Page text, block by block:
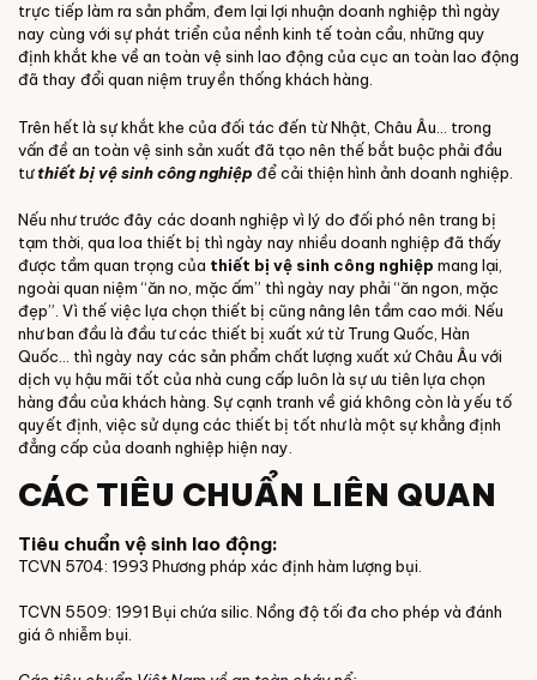
trực tiếp làm ra sản phẩm, đem lại lợi nhuận doanh nghiệp thì ngày
nay cùng với sự phát triển của nềnh kinh tế toàn cầu, những quy
định khắt khe về an toàn vệ sinh lao động của cục an toàn lao động
đã thay đổi quan niệm truyền thống khách hàng.
Trên hết là sự khắt khe của đối tác đến từ Nhật, Châu Âu… trong
vấn đề an toàn vệ sinh sản xuất đã tạo nên thế bắt buộc phải đầu
tưthiết bị vệ sinh công nghiệp để cải thiện hình ảnh doanh nghiệp.
Nếu như trước đây các doanh nghiệp vì lý do đối phó nên trang bị
tạm thời, qua loa thiết bị thì ngày nay nhiều doanh nghiệp đã thấy
được tầm quan trọng của thiết bị vệ sinh công nghiệp mang lại,
ngoài quan niệm “ăn no, mặc ấm” thì ngày nay phải “ăn ngon, mặc
đẹp”. Vì thế việc lựa chọn thiết bị cũng nâng lên tầm cao mới. Nếu
như ban đầu là đầu tư các thiết bị xuất xứ từ Trung Quốc, Hàn
Quốc… thì ngày nay các sản phẩm chất lượng xuất xứ Châu Âu với
dịch vụ hậu mãi tốt của nhà cung cấp luôn là sự ưu tiên lựa chọn
hàng đầu của khách hàng. Sự cạnh tranh về giá không còn là yếu tố
quyết định, việc sử dụng các thiết bị tốt như là một sự khẳng định
đẳng cấp của doanh nghiệp hiện nay.
CÁC TIÊU CHUẨN LIÊN QUAN
Tiêu chuẩn vệ sinh lao động:
TCVN 5704: 1993 Phương pháp xác định hàm lượng bụi.
TCVN 5509: 1991 Bụi chứa silic. Nồng độ tối đa cho phép và đánh
giá ô nhiễm bụi.